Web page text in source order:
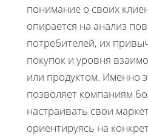
понимание о своих
опирается на анализ
потребителей, их
покупок и уровня
или продуктом. Именно
позволяет компаниям
настраивать свои
ориентируясь на